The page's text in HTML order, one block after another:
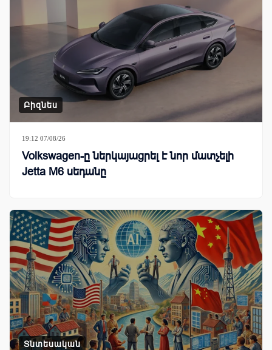
Բիզնես
19:12 07/08/26
Volkswagen-ը ներկայացրել է նոր մատչելի
Jetta M6 սեդանը
Տնտեսական